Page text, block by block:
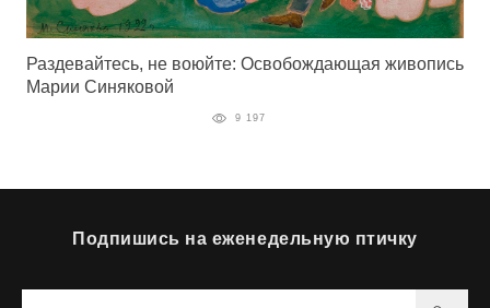
Раздевайтесь, не воюйте: Освобождающая живопись
Марии Синяковой
9 197
Подпишись на еженедельную птичку